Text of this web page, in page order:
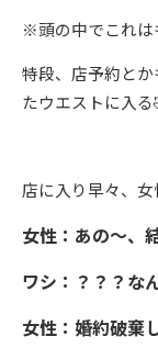
※頭の中でこれは
特段、店予約と
たウエストに入る
店に入り早々、女
女性：あの～、
ワシ：？？？な
女性：婚約破棄